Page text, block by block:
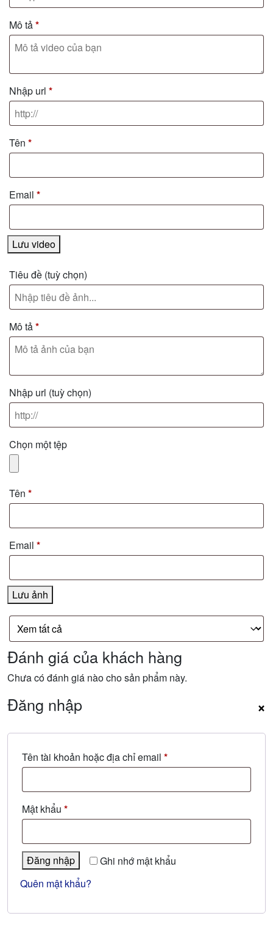
Mô tả*
Nhập url *
Tên *
Email *
Lưu video
Tiêu đề (tuỳ chọn)
Mô tả*
Nhập url (tuỳ chọn)
Chọn một tệp
Tên *
Email *
Lưu ảnh
Đánh giá của khách hàng
Chưa có đánh giá nào cho sản phẩm này.
×
Đăng nhập
Tên tài khoản hoặc địa chỉ email *Bắt
Mật khẩu *Bắt
Ghi nhớ mật khẩu
Đăng nhập
Quên mật khẩu?